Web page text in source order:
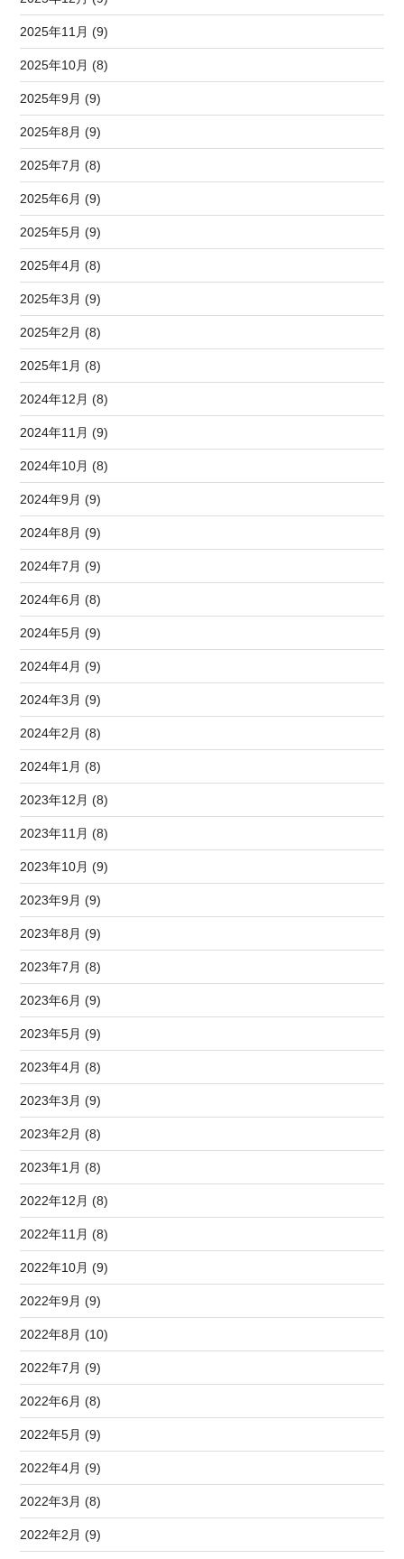
2025年11月 (9)
2025年10月 (8)
2025年9月 (9)
2025年8月 (9)
2025年7月 (8)
2025年6月 (9)
2025年5月 (9)
2025年4月 (8)
2025年3月 (9)
2025年2月 (8)
2025年1月 (8)
2024年12月 (8)
2024年11月 (9)
2024年10月 (8)
2024年9月 (9)
2024年8月 (9)
2024年7月 (9)
2024年6月 (8)
2024年5月 (9)
2024年4月 (9)
2024年3月 (9)
2024年2月 (8)
2024年1月 (8)
2023年12月 (8)
2023年11月 (8)
2023年10月 (9)
2023年9月 (9)
2023年8月 (9)
2023年7月 (8)
2023年6月 (9)
2023年5月 (9)
2023年4月 (8)
2023年3月 (9)
2023年2月 (8)
2023年1月 (8)
2022年12月 (8)
2022年11月 (8)
2022年10月 (9)
2022年9月 (9)
2022年8月 (10)
2022年7月 (9)
2022年6月 (8)
2022年5月 (9)
2022年4月 (9)
2022年3月 (8)
2022年2月 (9)